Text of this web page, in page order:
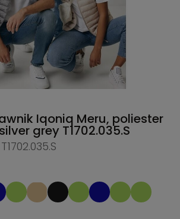
Iqoniq Meru, poliester
grey T1702.035.S